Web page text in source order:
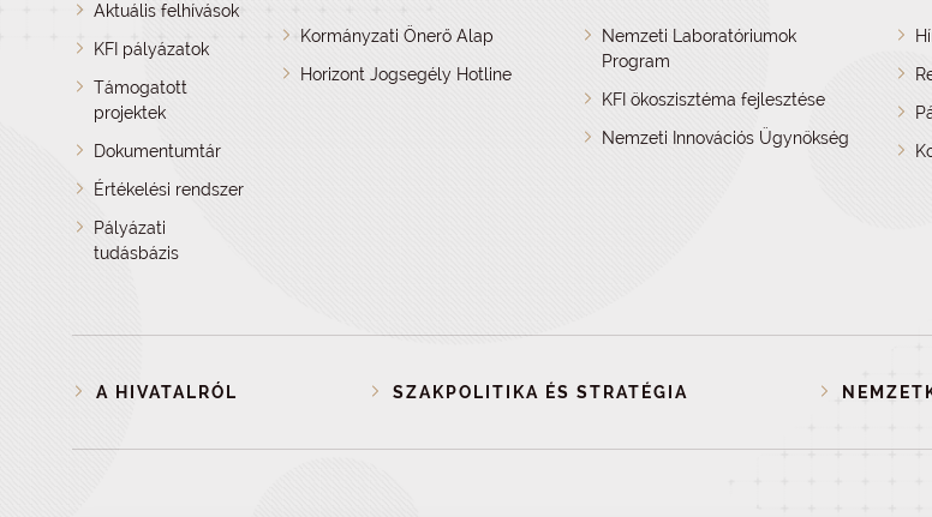
Aktuális felhívások
KFI pályázatok
Támogatott
projektek
Dokumentumtár
Értékelési rendszer
Pályázati
tudásbázis
Kormányzati Önerő Alap
Horizont Jogsegély Hotline
Nemzeti Laboratóriumok
Program
KFI ökoszisztéma fejlesztése
Nemzeti Innovációs Ügynökség
A HIVATALRÓL SZAKPOLITIKA ÉS STRATÉGIA